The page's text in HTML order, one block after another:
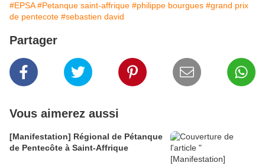
#EPSA #Petanque saint-affrique #philippe bourgues #grand prix
de pentecote #sebastien david
Partager
Vous aimerez aussi
[Manifestation] Régional de Pétanque
de Pentecôte à Saint-Affrique